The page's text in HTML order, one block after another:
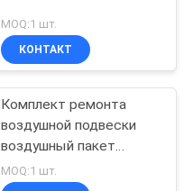
MOQ:1 шт.
КОНТАКТ
Комплект ремонта
воздушной подвески
воздушный пакет
воздушная подвеска
воздушная пружина для
MOQ:1 шт.